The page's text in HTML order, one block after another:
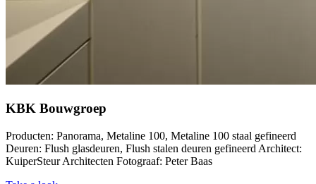
KBK Bouwgroep
Producten: Panorama, Metaline 100, Metaline 100 staal gefineerd
Deuren: Flush glasdeuren, Flush stalen deuren gefineerd Architect:
KuiperSteur Architecten Fotograaf: Peter Baas